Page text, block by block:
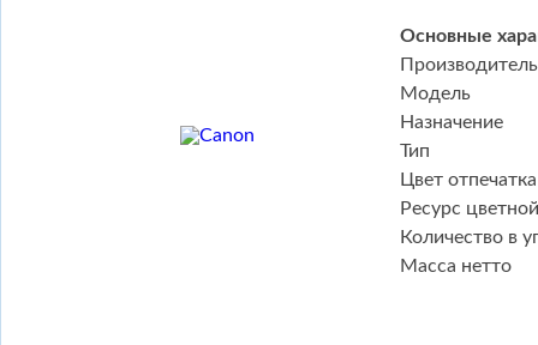
Основные
Производитель
Модель
Назначение
Тип
Цвет отпечатка
Ресурс цветной
Количество в
Масса нетто